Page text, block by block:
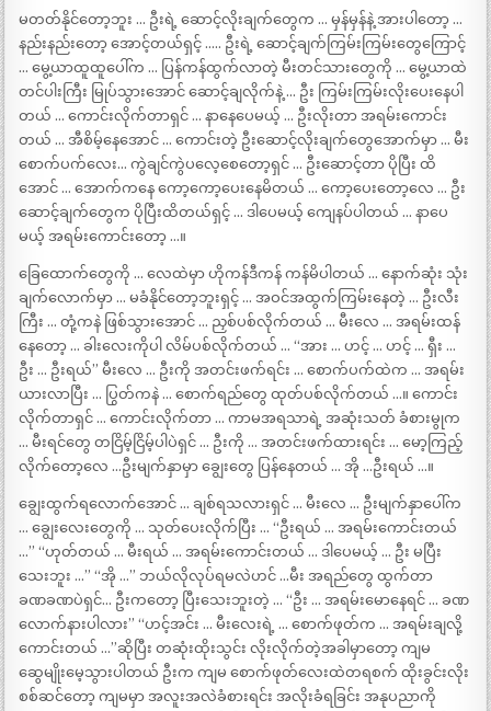
မတတ်နိုင်တော့ဘူး … ဦးရဲ့ ဆောင့်လိုးချက်တွေက … မှန်မှန်နဲ့ အားပါတော့ …
နည်းနည်းတော့ အောင့်တယ်ရှင့် ….. ဦးရဲ့ ဆောင့်ချက်ကြမ်းကြမ်းတွေကြောင့်
… မွေ့ယာထူထူပေါ်က … ပြန်ကန်ထွက်လာတဲ့ မီးတင်သားတွေကို … မွေ့ယာထဲ
တင်ပါးကြီး မြုပ်သွားအောင် ဆောင့်ချလိုက်နဲ့ … ဦး ကြမ်းကြမ်းလိုးပေးနေပါ
တယ် … ကောင်းလိုက်တာရှင် … နာနေပေမယ့် … ဦးလိုးတာ အရမ်းကောင်း
တယ် … အီစိမ့်နေအောင် … ကောင်းတဲ့ ဦးဆောင့်လိုးချက်တွေအောက်မှာ … မီး
စောက်ပက်လေး… ကွဲချင်ကွဲပလေ့စေတော့ရှင် … ဦးဆောင့်တာ ပိုပြီး ထိ
အောင် … အောက်ကနေ ကော့ကော့ပေးနေမိတယ် … ကော့ပေးတော့လေ … ဦး
ဆောင့်ချက်တွေက ပိုပြီးထိတယ်ရှင့် … ဒါပေမယ့် ကျေနပ်ပါတယ် … နာပေ
မယ့် အရမ်းကောင်းတော့ …။
ခြေထောက်တွေကို … လေထဲမှာ ဟိုကန်ဒီကန် ကန်မိပါတယ် … နောက်ဆုံး သုံး
ချက်လောက်မှာ … မခံနိုင်တော့ဘူးရှင့် … အဝင်အထွက်ကြမ်းနေတဲ့ … ဦးလီး
ကြီး … တုံ့ကနဲ ဖြစ်သွားအောင် … ညှစ်ပစ်လိုက်တယ် … မီးလေ … အရမ်းထန်
နေတော့ … ခါးလေးကိုပါ လိမ်ပစ်လိုက်တယ် … “အား … ဟင့် … ဟင့် … ရှီး …
ဦး … ဦးရယ်” မီးလေ … ဦးကို အတင်းဖက်ရင်း … စောက်ပက်ထဲက … အရမ်း
ယားလာပြီး … ပြွတ်ကနဲ … စောက်ရည်တွေ ထုတ်ပစ်လိုက်တယ် …။ ကောင်း
လိုက်တာရှင် … ကောင်းလိုက်တာ … ကာမအရသာရဲ့ အဆုံးသတ် ခံစားမွုက
… မီးရင်တွေ တငြိမ့်ငြိမ့်ပါပဲရှင် … ဦးကို … အတင်းဖက်ထားရင်း … မော့ကြည့်
လိုက်တော့လေ …ဦးမျက်နှာမှာ ချွေးတွေ ပြန်နေတယ် … အို …ဦးရယ် …။
ချွေးထွက်ရလောက်အောင် … ချစ်ရသလားရှင် … မီးလေ … ဦးမျက်နှာပေါ်က
… ချွေးလေးတွေကို … သုတ်ပေးလိုက်ပြီး … “ဦးရယ် … အရမ်းကောင်းတယ်
…” “ဟုတ်တယ် … မီးရယ် … အရမ်းကောင်းတယ် … ဒါပေမယ့် … ဦး မပြီး
သေးဘူး …” “အို …” ဘယ်လိုလုပ်ရမလဲဟင် …မီး အရည်တွေ ထွက်တာ
ခဏခဏပဲရှင်… ဦးကတော့ ပြီးသေးဘူးတဲ့ … “ဦး … အရမ်းမောနေရင် … ခဏ
လောက်နားပါလား” “ဟင့်အင်း … မီးလေးရဲ့ … စောက်ဖုတ်က … အရမ်းချလို့
ကောင်းတယ် …”ဆိုပြီး တဆုံးထိုးသွင်း လိုးလိုက်တဲ့အခါမှာတော့ ကျမ
ဆွေမျိုးမေ့သွားပါတယ် ဦးက ကျမ စောက်ဖုတ်လေးထဲတရစက် ထိုးခွင်းလိုး
စစ်ဆင်တော့ ကျမမှာ အလူးအလဲခံစားရင်း အလိုးခံရခြင်း အနုပညာကို